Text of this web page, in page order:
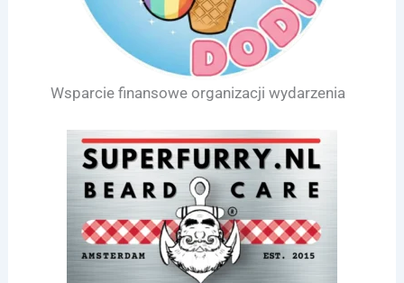
Wsparcie finansowe organizacji wydarzenia